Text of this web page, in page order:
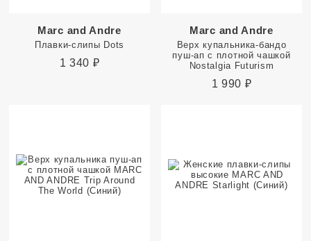
Marc and Andre
Плавки-слипы Dots
1 340 ₽
Marc and Andre
Верх купальника-бандо
пуш-ап с плотной чашкой
Nostalgia Futurism
1 990 ₽